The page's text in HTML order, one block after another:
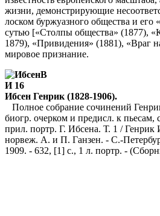
жизни, демонстрирующие
лоском буржуазного общества и его
сутью [«Столпы общества» (1877),
1879), «Привидения» (1881), «Враг
мировое признание.
В
И 16
Ибсен Генрик (1828-1906).
Полное собрание сочинений
биогр. очерком и предисл. к пьесам,
прил. портр. Г. Ибсена. Т. 1 / Генрик
норвеж. А. и П. Ганзен. - С.-
1909. - 632, [1] с., 1 л. портр. -